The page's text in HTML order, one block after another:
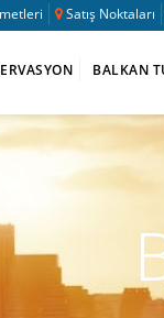
Satış Noktaları
BALKAN